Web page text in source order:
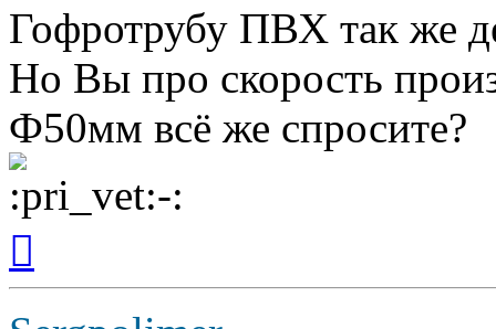
Гофротрубу ПВХ так же
Но Вы про скорость
Ф50мм всё же спросите?
началу